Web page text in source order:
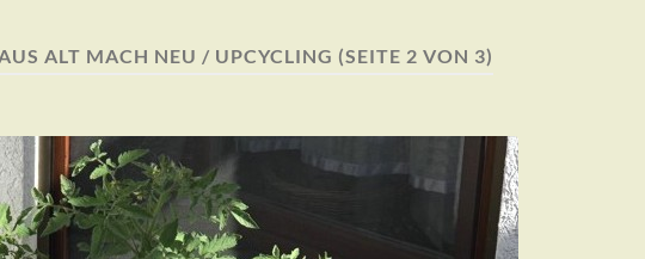
ALT MACH NEU / UPCYCLING (SEITE 2 VON 3)